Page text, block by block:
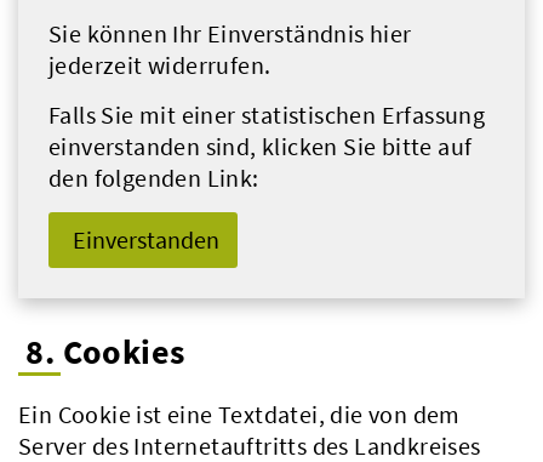
Sie können Ihr Einverständnis hier
jederzeit widerrufen.
Falls Sie mit einer statistischen Erfassung
einverstanden sind, klicken Sie bitte auf
den folgenden Link:
Einverstanden
8. Cookies
Ein Cookie ist eine Textdatei, die von dem
Server des Internetauftritts des Landkreises